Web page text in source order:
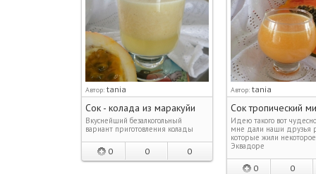
Автор: tania
Сок - колада из маракуйи
Вкуснейший безалкогольный
вариант приготовления колады
0 0 0
Автор: tania
Сок тропический
Идею такого вот
мне дали наши друзья
которые жили
Эквадоре
0 0